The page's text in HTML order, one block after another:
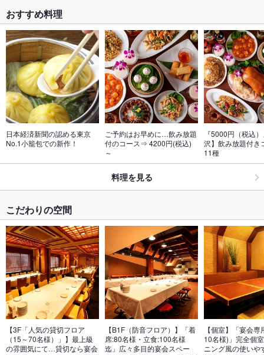
おすすめ料理
日本経済新聞の認める東京
No.1小籠包での新作！
ご予約はお早めに…飲み放題
付のコース⇒ 4200円(税込)
～
『5000円（税込
沢】飲み放題付き
11種
料理を見る
こだわりの空間
【3F「人気の貸切フロア
（15～70名様）」】最上級
の雰囲気にて…貸切なら宴会
【B1F（防音フロア）】「着
席:80名様・立食:100名様
迄」広々多目的宴会スペー
【個室】「宴会
10名様)」完全個
ニング風の使いや